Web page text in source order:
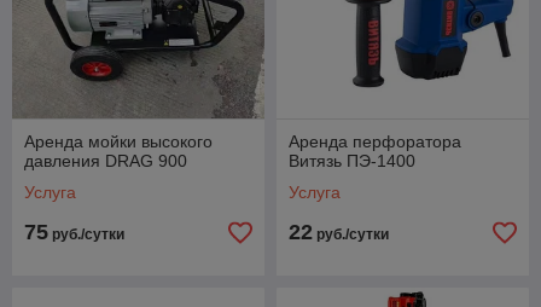
Аренда мойки высокого
давления DRAG 900
Услуга
75 руб./сутки
Аренда перфоратора
Витязь ПЭ-1400
Услуга
22 руб./сутки